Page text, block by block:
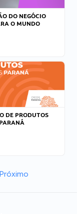
DO NEGÓCIO
O MUNDO
DE PRODUTOS
Próximo